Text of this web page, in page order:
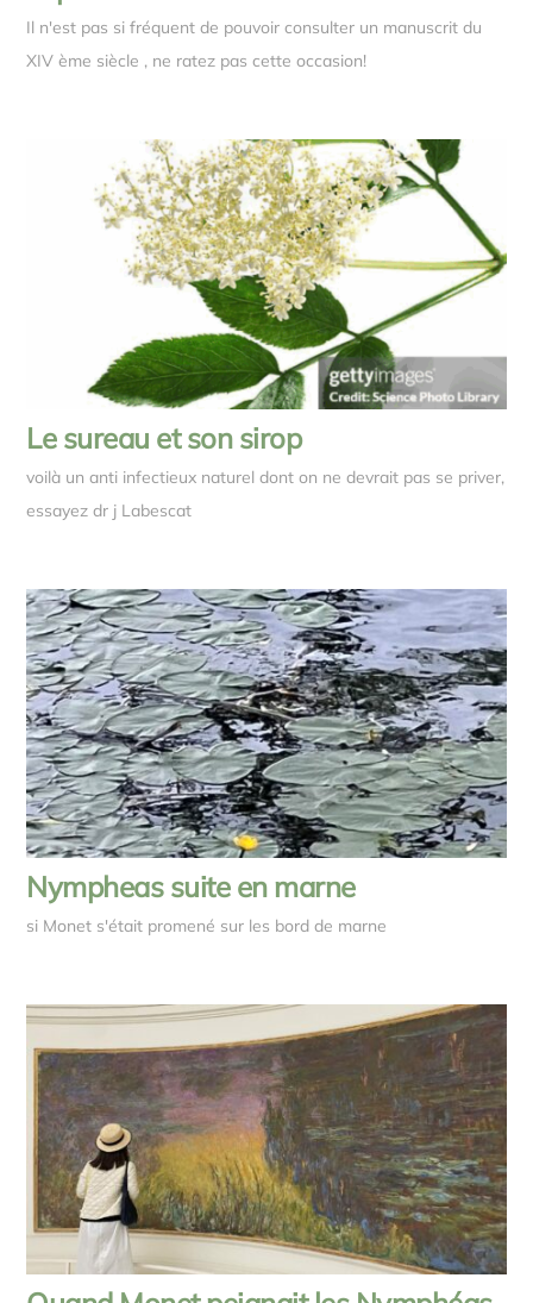
Il n'est pas si fréquent de pouvoir consulter un manuscrit du
XIV ème siècle , ne ratez pas cette occasion!
Le sureau et son sirop
voilà un anti infectieux naturel dont on ne devrait pas se priver,
essayez dr j Labescat
Nympheas suite en marne
si Monet s'était promené sur les bord de marne